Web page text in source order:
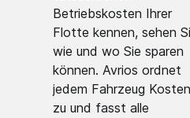
Betriebskosten Ihrer
Flotte kennen, sehen
wie und wo Sie sparen
können. Avrios ordnet
jedem Fahrzeug Kosten
zu und fasst alle